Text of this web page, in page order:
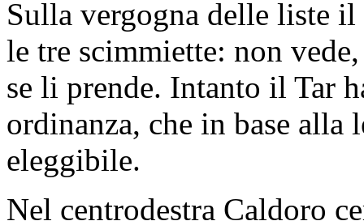
Sulla vergogna delle liste
le tre scimmiette: non
se li prende. Intanto il Tar
ordinanza, che in base alla
eleggibile.
Nel centrodestra Caldoro